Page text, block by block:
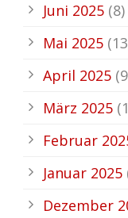
Juni 2025 (8)
Mai 2025
April 2025
März 2025
Februar
Januar 2025
Dezember